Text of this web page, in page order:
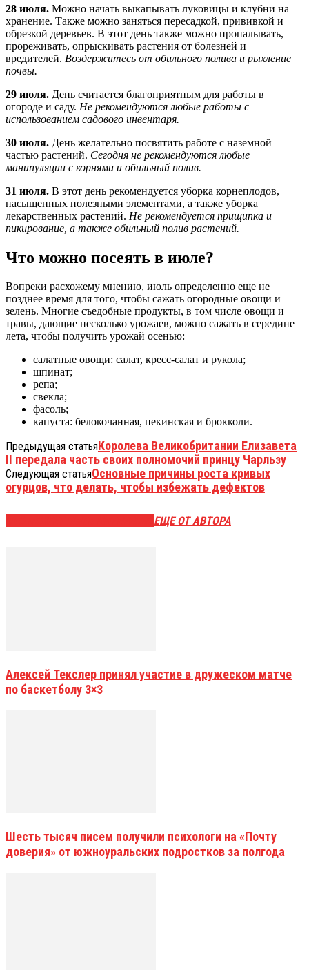
28 июля. Можно начать выкапывать луковицы и клубни на
хранение. Также можно заняться пересадкой, прививкой и
обрезкой деревьев. В этот день также можно пропалывать,
прореживать, опрыскивать растения от болезней и
вредителей. Воздержитесь от обильного полива и рыхление
почвы.
29 июля. День считается благоприятным для работы в
огороде и саду. Не рекомендуются любые работы с
использованием садового инвентаря.
30 июля. День желательно посвятить работе с наземной
частью растений. Сегодня не рекомендуются любые
манипуляции с корнями и обильный полив.
31 июля. В этот день рекомендуется уборка корнеплодов,
насыщенных полезными элементами, а также уборка
лекарственных растений. Не рекомендуется прищипка и
пикирование, а также обильный полив растений.
Что можно посеять в июле?
Вопреки расхожему мнению, июль определенно еще не
позднее время для того, чтобы сажать огородные овощи и
зелень. Многие съедобные продукты, в том числе овощи и
травы, дающие несколько урожаев, можно сажать в середине
лета, чтобы получить урожай осенью:
салатные овощи: салат, кресс-салат и рукола;
шпинат;
репа;
свекла;
фасоль;
капуста: белокочанная, пекинская и брокколи.
Предыдущая статьяКоролева Великобритании Елизавета
II передала часть своих полномочий принцу Чарльзу
Следующая статьяОсновные причины роста кривых
огурцов, что делать, чтобы избежать дефектов
ЕЩЕ ОТ АВТОРА
Алексей Текслер принял участие в дружеском матче
по баскетболу 3×3
Шесть тысяч писем получили психологи на «Почту
доверия» от южноуральских подростков за полгода